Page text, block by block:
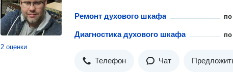
2 оценки
Ремонт духового шкафа
Диагностика духового шкафа
Телефон Чат